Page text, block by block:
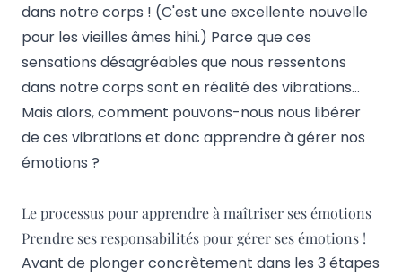
dans notre corps ! (C'est une excellente nouvelle
pour les vieilles âmes hihi.) Parce que ces
sensations désagréables que nous ressentons
dans notre corps sont en réalité des vibrations...
Mais alors, comment pouvons-nous nous libérer
de ces vibrations et donc apprendre à gérer nos
émotions ?
Le processus pour apprendre à maîtriser ses émotions
Prendre ses responsabilités pour gérer ses émotions !
Avant de plonger concrètement dans les 3 étapes